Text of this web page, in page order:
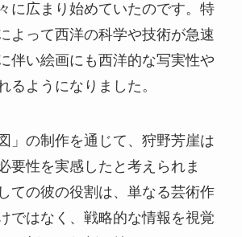
に広まり始めていたのです。特
よって西洋の科学や技術が急速
伴い絵画にも西洋的な写実性や
るようになりました。
」の制作を通じて、狩野芳崖は
要性を実感したと考えられま
ての彼の役割は、単なる芸術作
ではなく、戦略的な情報を視覚